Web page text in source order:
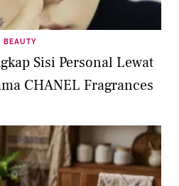
BEAUTY
Sisi Personal Lewat
CHANEL Fragrances